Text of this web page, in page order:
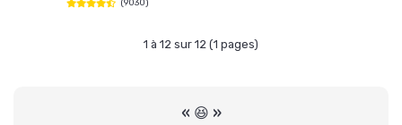
(9030)
1 à 12 sur 12 (1 pages)
« 😆 »